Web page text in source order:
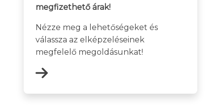
megfizethető árak!
Nézze meg a lehetőségeket és
válassza az elképzeléseinek
megfelelő megoldásunkat!